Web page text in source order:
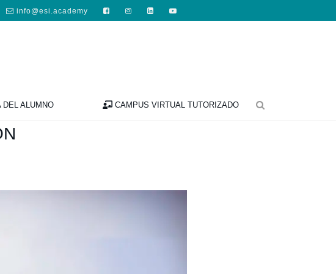
info@esi.academy
DEL ALUMNO CAMPUS VIRTUAL TUTORIZADO
GENES A TRAVÉS